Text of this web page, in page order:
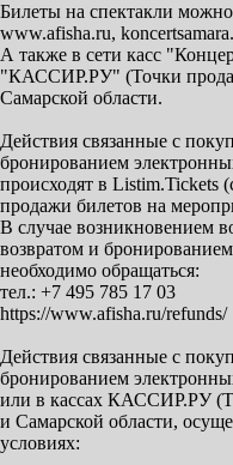
Билеты на спектакли
www.afisha.ru,
А также в сети касс
"КАССИР.РУ" (Точки
Самарской области.
Действия связанные с
бронированием
происходят в Listim.Tickets
продажи билетов на
В случае возникновением
возвратом и
необходимо обращаться:
тел.: +7 495 785 17 03
https://www.afisha.ru/refunds/
Действия связанные с
бронированием
или в кассах КАССИР.РУ
и Самарской области,
условиях: